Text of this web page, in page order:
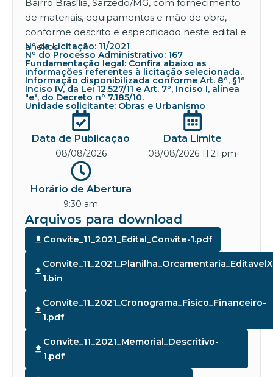
Bairro Brasília, Sarzedo/MG, com fornecimento
de materiais, equipamentos e mão de obra,
conforme descrito e especificado neste edital e
anexos
Nº da Licitação: 11/2021
Nº do Processo Administrativo: 167
Fundamentação legal: Confira abaixo as
informações referentes à licitação selecionada.
Informação disponibilizada conforme Art. 8º, §1º
Inciso IV, da Lei 12.527/11 e Art. 7º, Inciso I, alínea
"e", do Decreto nº 7.185/10.
Unidade solicitante: Obras e Urbanismo
Data de Publicação
08/08/2026
Data Limite
08/08/2026 11:21 pm
Horário de Abertura
9:30 am
Arquivos para download
Convite_11_2021_Edital_Convite-1.pdf
1.bin
Convite_11_2021_Cronograma_Fisico_Financeiro-
1.pdf
Convite_11_2021_Memorial_Descritivo-
1.pdf